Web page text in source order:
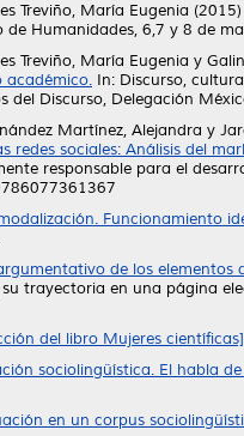
Treviño, María Eugenia
de Humanidades, 6,7 y 8 de
Treviño, María Eugenia y
académico. In: Discurso,
del Discurso, Delegación
Martínez, Alejandra y
redes sociales: Análisis del
responsable para el
Funcionamiento
de los
trayectoria en una página
del libro Mujeres
sociolingüística. El habla
en un corpus